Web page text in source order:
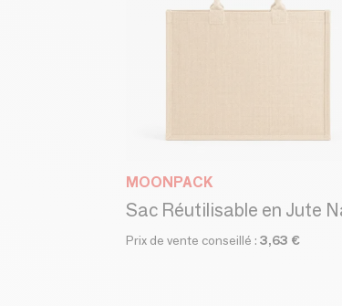
MOONPACK
Prix de vente conseillé : 3,63 €